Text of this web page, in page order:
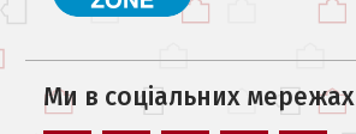
Ми в соцiальних мережах